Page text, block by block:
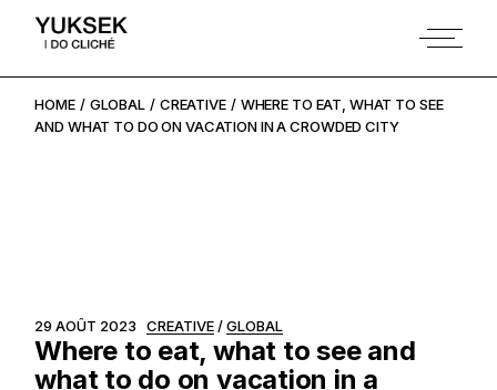
HOME GLOBAL CREATIVE
WHERE TO EAT, WHAT TO SEE
AND WHAT TO DO ON VACATION IN A CROWDED CITY
29 AOÛT 2023 CREATIVE GLOBAL
Where to eat, what to see and
what to do on vacation in a